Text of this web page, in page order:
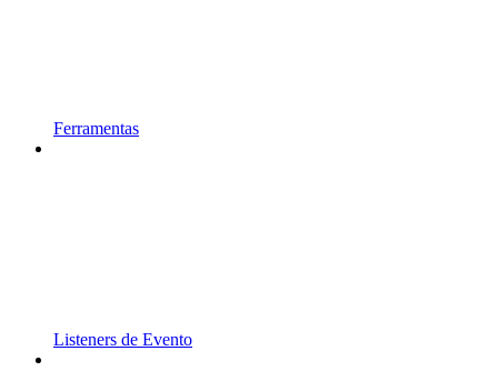
Ferramentas
Listeners de Evento